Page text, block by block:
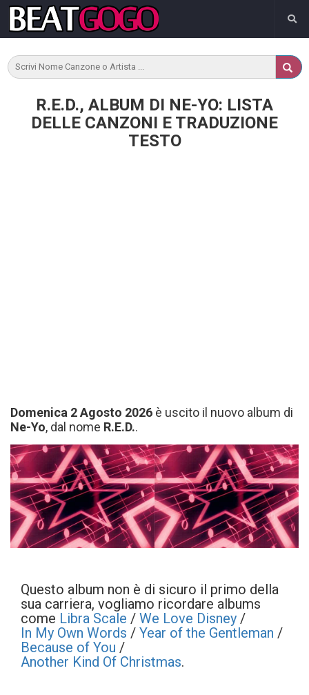
R.E.D., ALBUM DI NE-YO: LISTA
DELLE CANZONI E TRADUZIONE
TESTO
Domenica 2 Agosto 2026 è uscito il nuovo album di
Ne-Yo, dal nome R.E.D..
Questo album non è di sicuro il primo della
sua carriera, vogliamo ricordare albums
come Libra Scale / We Love Disney /
In My Own Words / Year of the Gentleman /
Because of You /
Another Kind Of Christmas.